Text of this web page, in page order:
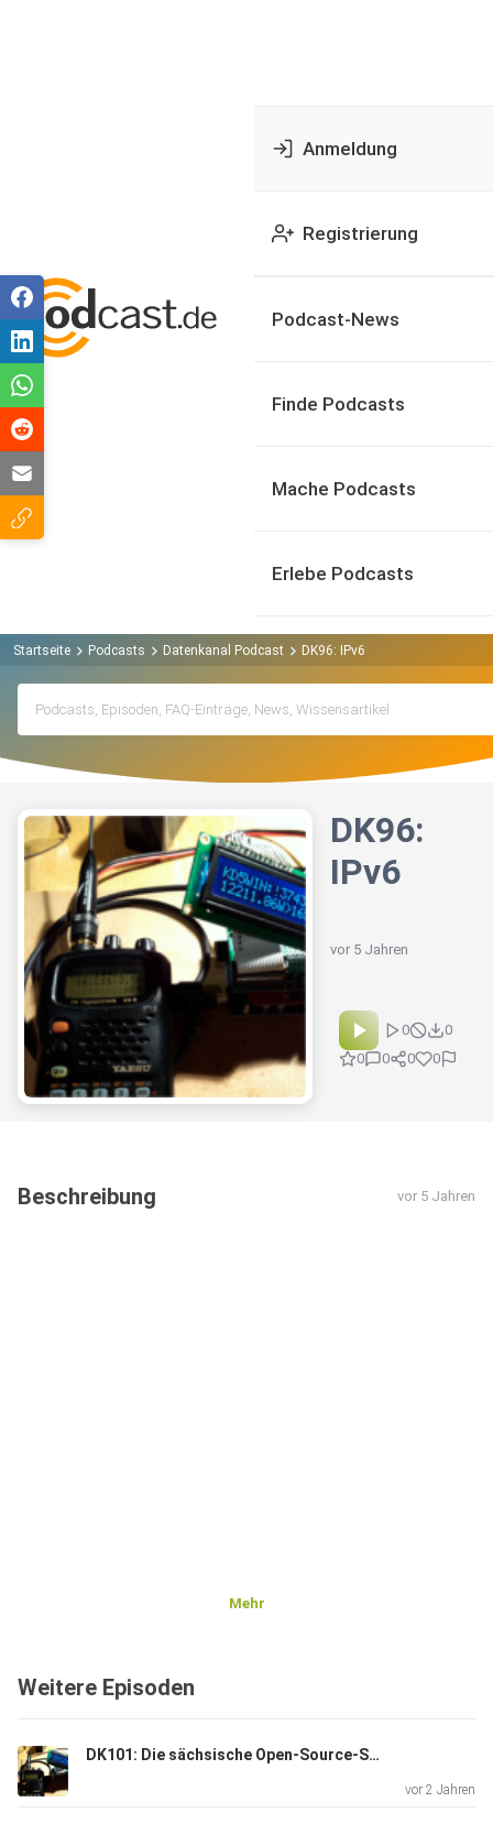
Anmeldung
Registrierung
Podcast-News
Finde Podcasts
Mache Podcasts
Erlebe Podcasts
Startseite Podcasts Datenkanal Podcast DK96: IPv6
DK96:
IPv6
vor 5 Jahren
0
0
0
0 0 0
Beschreibung vor 5 Jahren
Mehr
Weitere Episoden
DK101: Die sächsische Open-Source-Strategie
vor 2 Jahren